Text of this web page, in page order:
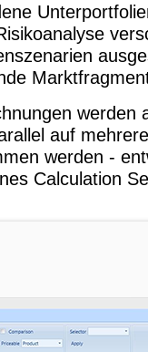
werden
auf
werden -
Calculation